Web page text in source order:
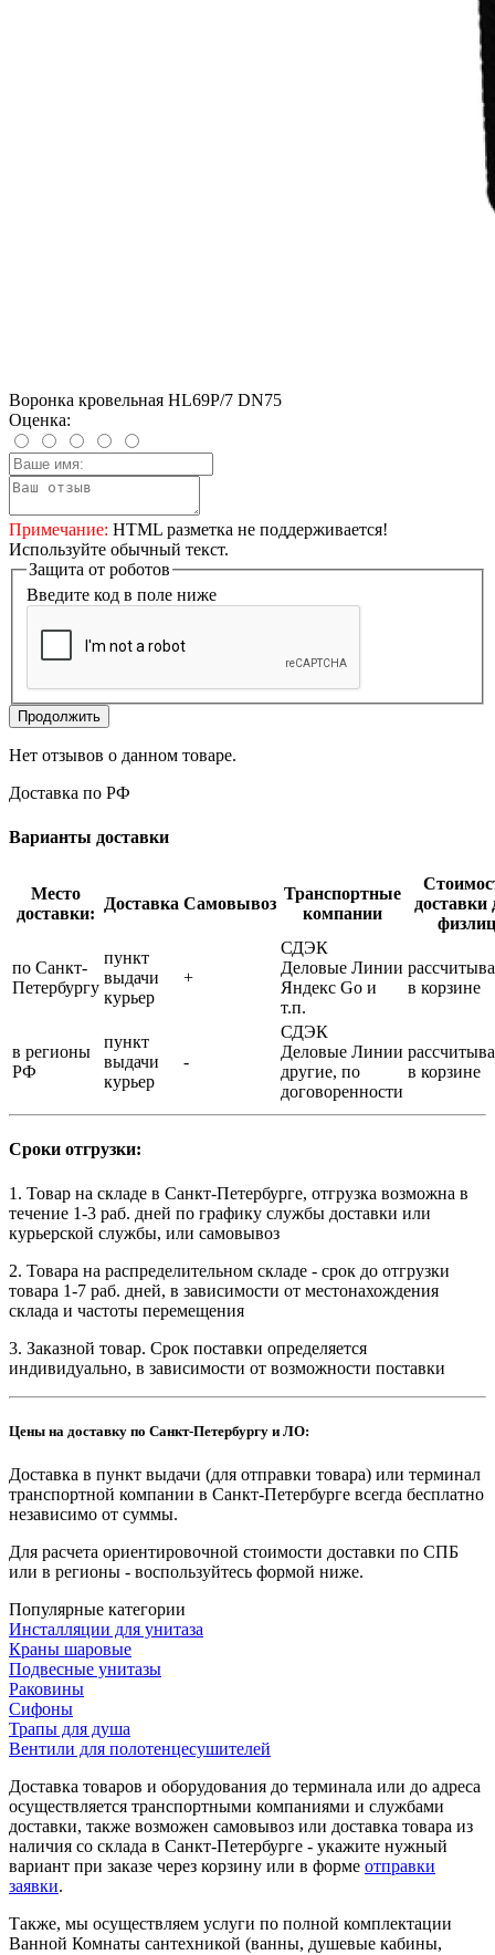
Воронка кровельная HL69P/7 DN75
Оценка:
Примечание: HTML разметка не поддерживается!
Используйте обычный текст.
Защита от роботов
Введите код в поле ниже
Продолжить
Нет отзывов о данном товаре.
Доставка по РФ
Варианты доставки
Место
доставки:
Доставка Самовывоз
Транспортные
компании
доставки
физлиц
по Санкт-
Петербургу
пункт
выдачи
курьер
+
СДЭК
Деловые Линии
Яндекс Go и
т.п.
в корзине
в регионы
РФ
пункт
выдачи
курьер
-
СДЭК
Деловые Линии
другие, по
договоренности
в корзине
Сроки отгрузки:
1. Товар на складе в Санкт-Петербурге, отгрузка возможна в
течение 1-3 раб. дней по графику службы доставки или
курьерской службы, или самовывоз
2. Товара на распределительном складе - срок до отгрузки
товара 1-7 раб. дней, в зависимости от местонахождения
склада и частоты перемещения
3. Заказной товар. Срок поставки определяется
индивидуально, в зависимости от возможности поставки
Цены на доставку по Санкт-Петербургу и ЛО:
Доставка в пункт выдачи (для отправки товара) или терминал
транспортной компании в Санкт-Петербурге всегда бесплатно
независимо от суммы.
Для расчета ориентировочной стоимости доставки по СПБ
или в регионы - воспользуйтесь формой ниже.
Популярные категории
Инсталляции для унитаза
Краны шаровые
Подвесные унитазы
Раковины
Сифоны
Трапы для душа
Вентили для полотенцесушителей
Доставка товаров и оборудования до терминала или до адреса
осуществляется транспортными компаниями и службами
доставки, также возможен самовывоз или доставка товара из
наличия со склада в Санкт-Петербурге - укажите нужный
вариант при заказе через корзину или в форме отправки
заявки.
Также, мы осуществляем услуги по полной комплектации
Ванной Комнаты сантехникой (ванны, душевые кабины,